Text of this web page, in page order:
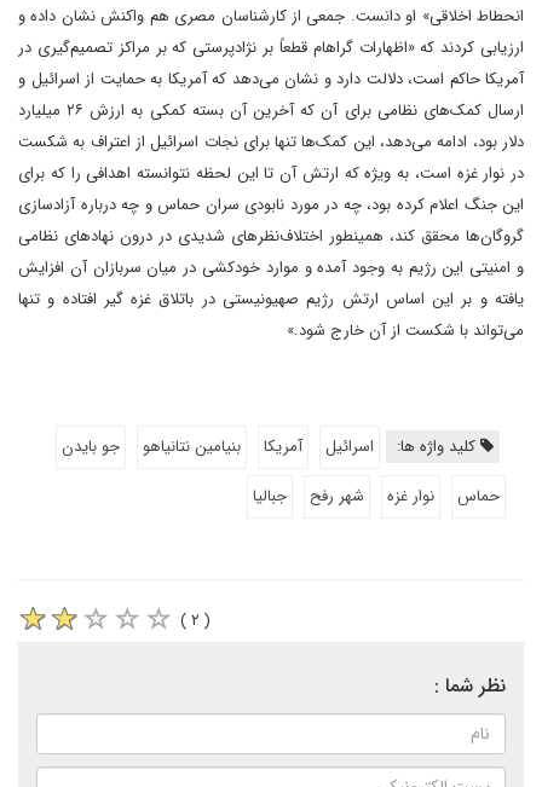
انحطاط اخلاقی» او دانست. جمعی از کارشناسان مصری هم واکنش نشان داده و
ارزیابی کردند که «اظهارات گراهام قطعاً بر نژادپرستی که بر مراکز تصمیم‌گیری در
آمریکا حاکم است، دلالت دارد و نشان می‌دهد که آمریکا به حمایت از اسرائیل و
ارسال کمک‌های نظامی برای آن که آخرین آن بسته کمکی به ارزش ۲۶ میلیارد
دلار بود، ادامه می‌دهد، این کمک‌ها تنها برای نجات اسرائیل از اعتراف به شکست
در نوار غزه است، به ویژه که ارتش آن تا این لحظه نتوانسته اهدافی را که برای
این جنگ اعلام کرده بود، چه در مورد نابودی سران حماس و چه درباره آزادسازی
گروگان‌ها محقق کند، همینطور اختلاف‌نظرهای شدیدی در درون نهادهای نظامی
و امنیتی این رژیم به وجود آمده و موارد خودکشی در میان سربازان آن افزایش
یافته و بر این اساس ارتش رژیم صهیونیستی در باتلاق غزه گیر افتاده و تنها
می‌تواند با شکست از آن خارج شود.»
کلید واژه ها: اسرائیل آمریکا بنیامین نتانیاهو
جو بایدن
حماس
نوار غزه شهر رفح جبالیا
( ۲ )
نظر شما :